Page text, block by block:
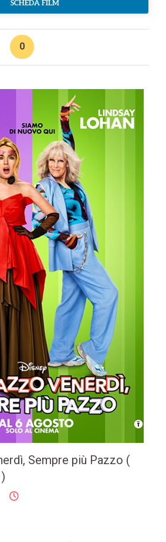
SCHEDA FILM
0
Sempre più Pazzo (